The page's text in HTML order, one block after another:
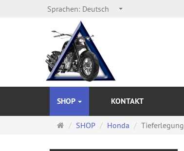
Sprachen: Deutsch
SHOP KONTAKT
Startseite
SHOP Honda Tieferlegung